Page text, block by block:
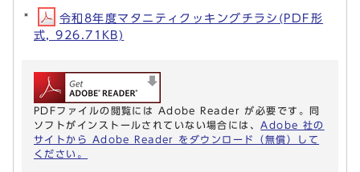
令和8年度マタニティクッキングチラシ(PDF形
式, 926.71KB)
PDFファイルの閲覧には Adobe Reader が必要です。同
ソフトがインストールされていない場合には、 Adobe 社の
サイトから Adobe Reader をダウンロード（無償）して
ください。